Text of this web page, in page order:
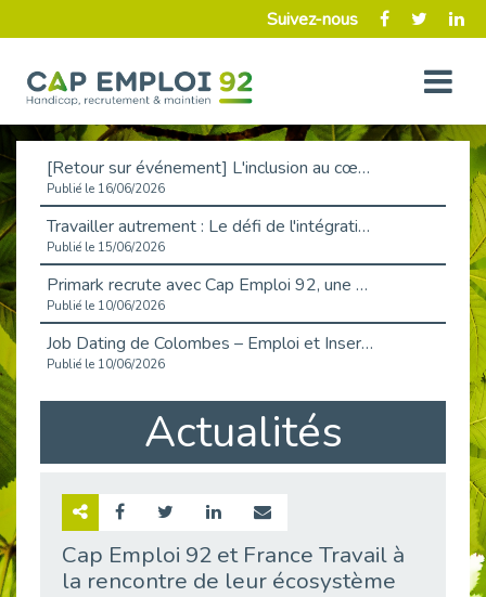
Suivez-nous
[Retour sur événement] L'inclusion au cœur de la Place de l'Emploi à La Défense !
Publié le 16/06/2026
Travailler autrement : Le défi de l'intégration des maladies chroniques en entreprise
Publié le 15/06/2026
Primark recrute avec Cap Emploi 92, une matinée couronnée de succès !
Publié le 10/06/2026
Job Dating de Colombes – Emploi et Insertion
Publié le 10/06/2026
Aborder l'entretien et la situation de handicap en toute confiance
Publié le 09/06/2026
Retour sur l’atelier « Optimiser sa recherche d’emploi »
Emploi & Handicap : Hachette Livre et Cap emploi 92 renforcent leur collaboration
Actualités
Cap Emploi 92 et France Travail à
la rencontre de leur écosystème